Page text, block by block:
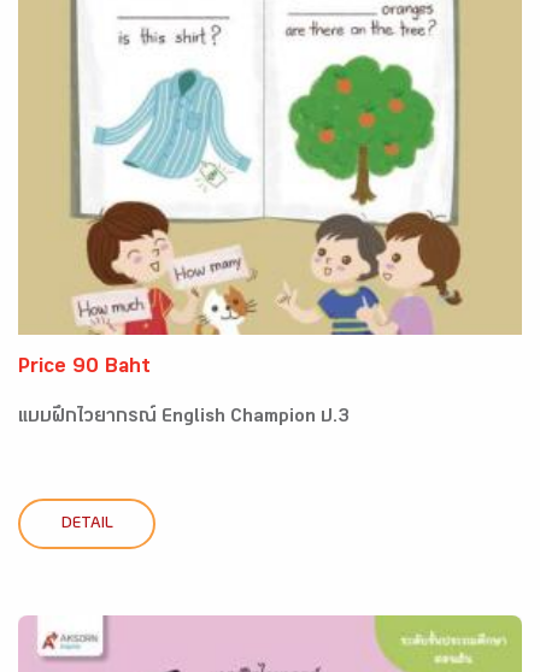
Price 90 Baht
แบบฝึกไวยากรณ์ English Champion ป.3
DETAIL